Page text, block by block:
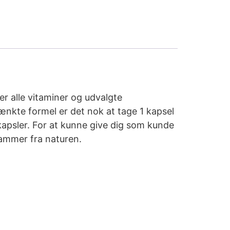
alle vitaminer og udvalgte
formel er det nok at tage 1 kapsel
For at kunne give dig som kunde
fra naturen.